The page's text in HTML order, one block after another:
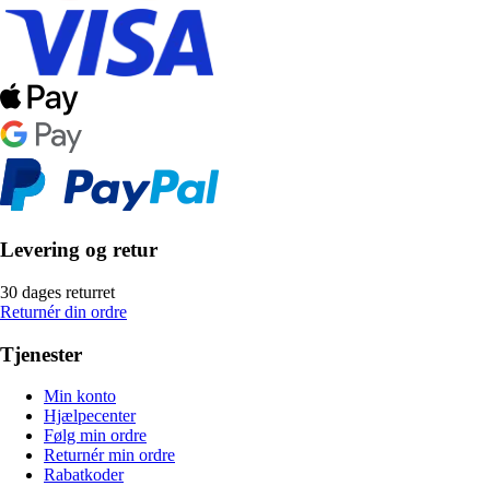
Levering og retur
30 dages returret
Returnér din ordre
Tjenester
Min konto
Hjælpecenter
Følg min ordre
Returnér min ordre
Rabatkoder